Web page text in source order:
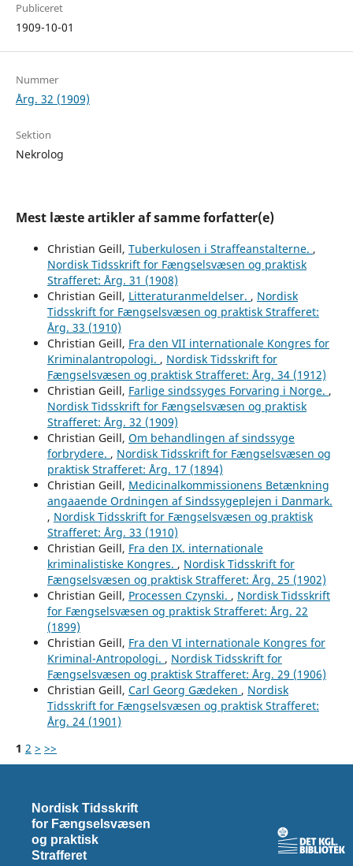
Publiceret
1909-10-01
Nummer
Årg. 32 (1909)
Sektion
Nekrolog
Mest læste artikler af samme forfatter(e)
Christian Geill, Tuberkulosen i Straffeanstalterne. ,
Nordisk Tidsskrift for Fængselsvæsen og praktisk
Strafferet: Årg. 31 (1908)
Christian Geill, Litteraturanmeldelser. , Nordisk
Tidsskrift for Fængselsvæsen og praktisk Strafferet:
Årg. 33 (1910)
Christian Geill, Fra den VII internationale Kongres for
Kriminalantropologi. , Nordisk Tidsskrift for
Fængselsvæsen og praktisk Strafferet: Årg. 34 (1912)
Christian Geill, Farlige sindssyges Forvaring i Norge. ,
Nordisk Tidsskrift for Fængselsvæsen og praktisk
Strafferet: Årg. 32 (1909)
Christian Geill, Om behandlingen af sindssyge
forbrydere. , Nordisk Tidsskrift for Fængselsvæsen og
praktisk Strafferet: Årg. 17 (1894)
Christian Geill, Medicinalkommissionens Betænkning
angaaende Ordningen af Sindssygeplejen i Danmark.
, Nordisk Tidsskrift for Fængselsvæsen og praktisk
Strafferet: Årg. 33 (1910)
Christian Geill, Fra den IX. internationale
kriminalistiske Kongres. , Nordisk Tidsskrift for
Fængselsvæsen og praktisk Strafferet: Årg. 25 (1902)
Christian Geill, Processen Czynski. , Nordisk Tidsskrift
for Fængselsvæsen og praktisk Strafferet: Årg. 22
(1899)
Christian Geill, Fra den VI internationale Kongres for
Kriminal-Antropologi. , Nordisk Tidsskrift for
Fængselsvæsen og praktisk Strafferet: Årg. 29 (1906)
Christian Geill, Carl Georg Gædeken , Nordisk
Tidsskrift for Fængselsvæsen og praktisk Strafferet:
Årg. 24 (1901)
1 2 > >>
Nordisk Tidsskrift
for Fængselsvæsen
og praktisk
Strafferet